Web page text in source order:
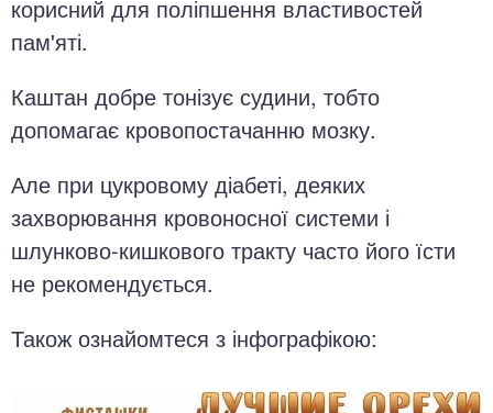
корисний для поліпшення властивостей
пам'яті.
Каштан добре тонізує судини, тобто
допомагає кровопостачанню мозку.
Але при цукровому діабеті, деяких
захворювання кровоносної системи і
шлунково-кишкового тракту часто його їсти
не рекомендується.
Також ознайомтеся з інфографікою: